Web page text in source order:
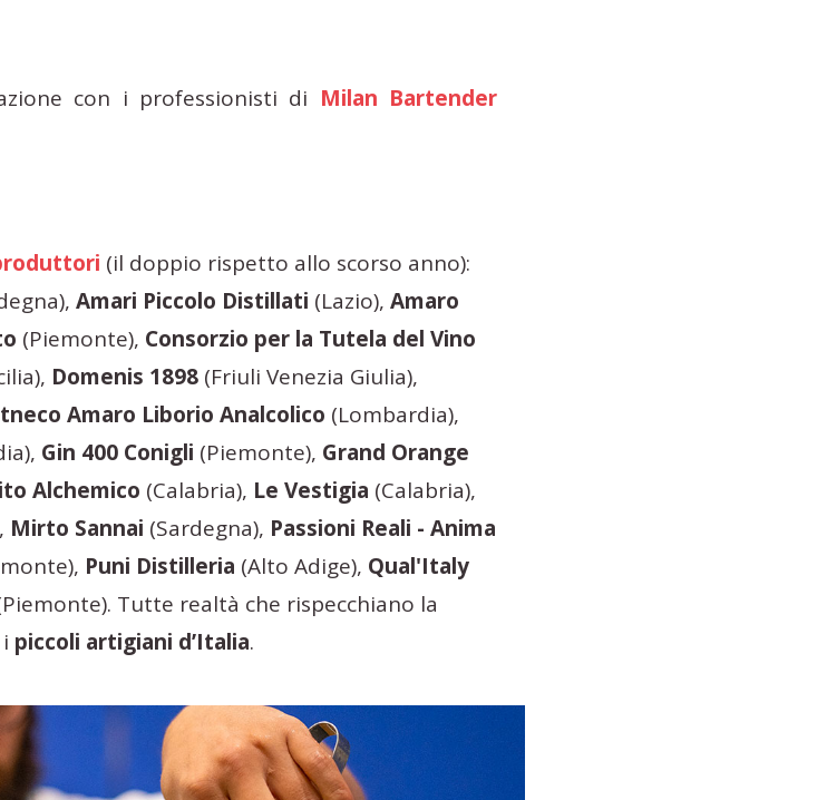
con i professionisti di Milan Bartender
(il doppio rispetto allo scorso anno):
Amari Piccolo Distillati (Lazio), Amaro
(Piemonte), Consorzio per la Tutela del Vino
Domenis 1898 (Friuli Venezia Giulia),
Amaro Liborio Analcolico (Lombardia),
Gin 400 Conigli (Piemonte), Grand Orange
Alchemico (Calabria), Le Vestigia (Calabria),
Mirto Sannai (Sardegna), Passioni Reali - Anima
Puni Distilleria (Alto Adige), Qual'Italy
Tutte realtà che rispecchiano la
piccoli artigiani d’Italia.